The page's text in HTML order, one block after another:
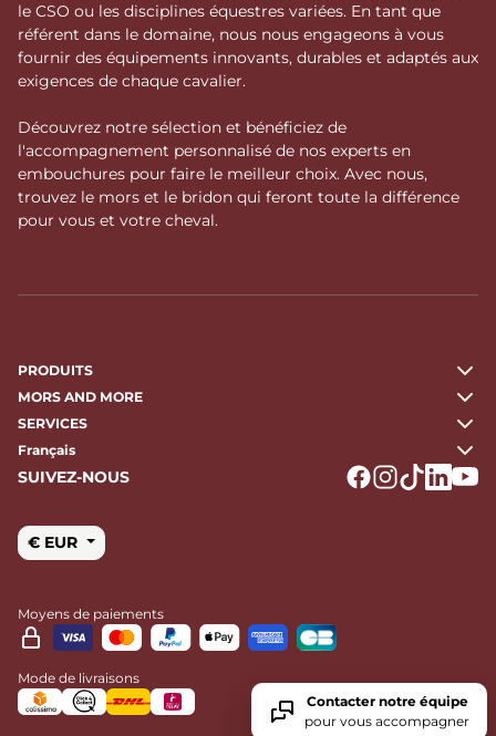
le CSO ou les disciplines équestres variées. En tant que
référent dans le domaine, nous nous engageons à vous
fournir des équipements innovants, durables et adaptés aux
exigences de chaque cavalier.
Découvrez notre sélection et bénéficiez de
l'accompagnement personnalisé de nos experts en
embouchures pour faire le meilleur choix. Avec nous,
trouvez le mors et le bridon qui feront toute la différence
pour vous et votre cheval.
PRODUITS
MORS AND MORE
SERVICES
Français
SUIVEZ-NOUS
€ EUR
Moyens de paiements
Mode de livraisons
Contacter notre équipe
pour vous accompagner